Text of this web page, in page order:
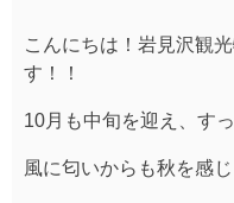
こんにちは！岩見沢観
す！！
10月も中旬を迎え、す
風に匂いからも秋を感